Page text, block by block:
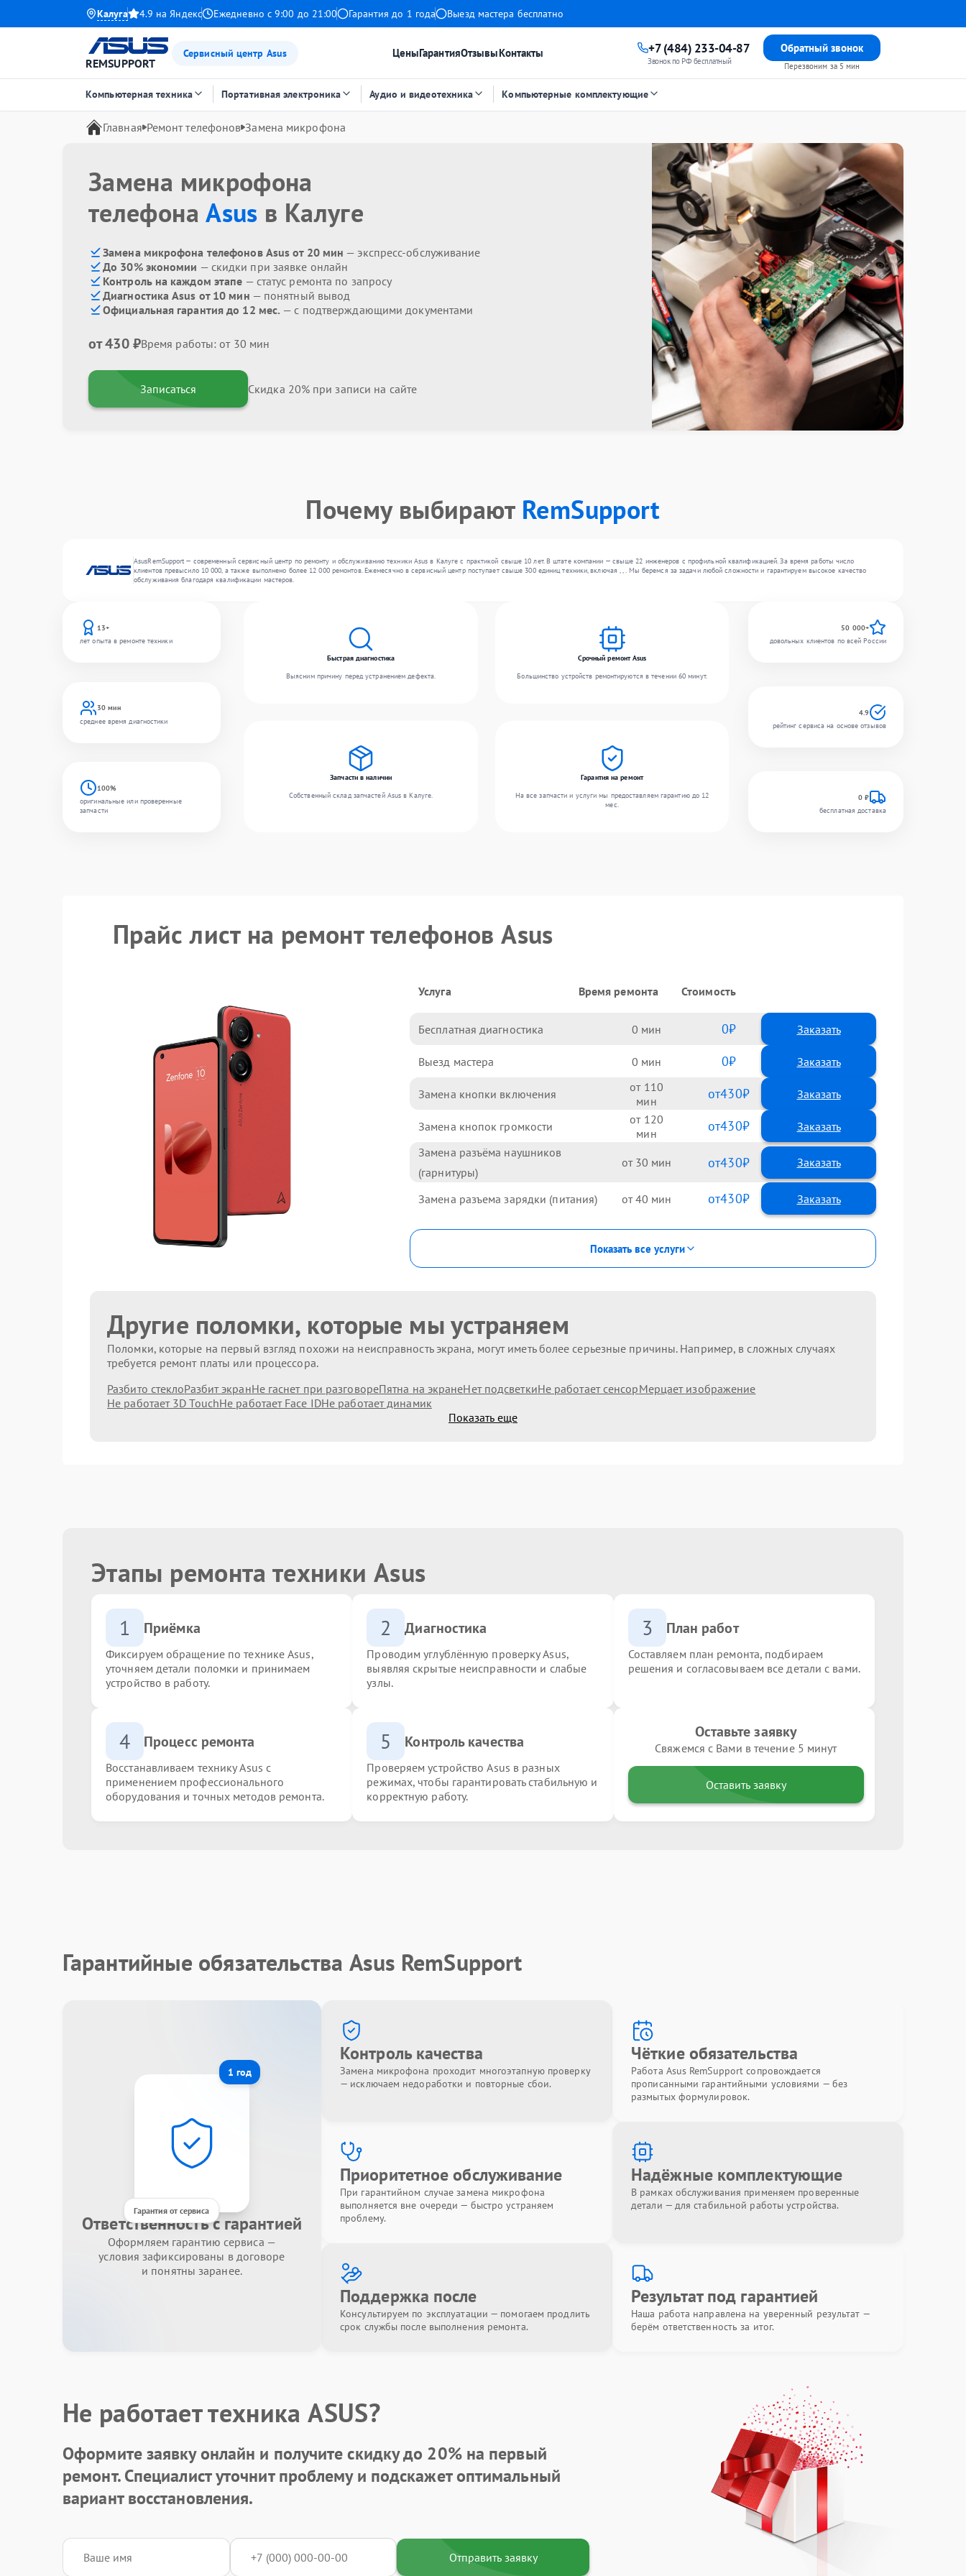
Калуга 4.9 на Яндекс Ежедневно с 9:00 до 21:00 Гарантия до 1 года Выезд мастера бесплатно
REMSUPPORT
Сервисный центр Asus ЦеныГарантияОтзывыКонтакты +7 (484) 233-04-87
Звонок по РФ бесплатный
Обратный звонок
Перезвоним за 5 мин
Компьютерная техника Портативная электроника Аудио и видеотехника Компьютерные комплектующие
Главная Ремонт телефонов Замена микрофона
Замена микрофона
телефонаAsus в Калуге
Замена микрофона телефонов Asus от 20 мин — экспресс-обслуживание
До 30% экономии — скидки при заявке онлайн
Контроль на каждом этапе — статус ремонта по запросу
Диагностика Asus от 10 мин — понятный вывод
Официальная гарантия до 12 мес. — с подтверждающими документами
от 430 ₽Время работы: от 30 мин
Записаться Скидка 20% при записи на сайте
Почему выбирают RemSupport
AsusRemSupport — современный сервисный центр по ремонту и обслуживанию техники Asus в Калуге с практикой свыше 10 лет. В штате компании — свыше 22 инженеров с профильной квалификацией. За время работы число
клиентов превысило 10 000, а также выполнено более 12 000 ремонтов. Ежемесячно в сервисный центр поступает свыше 300 единиц техники, включая , , . Мы беремся за задачи любой сложности и гарантируем высокое качество
обслуживания благодаря квалификации мастеров.
13+
лет опыта в ремонте техники
30 мин
среднее время диагностики
100%
оригинальные или проверенные
запчасти
Быстрая диагностика
Выясним причину перед устранением дефекта.
Срочный ремонт Asus
Большинство устройств ремонтируются в течении 60 минут.
Запчасти в наличии
Собственный склад запчастей Asus в Калуге.
Гарантия на ремонт
На все запчасти и услуги мы предоставляем гарантию до 12
мес.
50 000+
довольных клиентов по всей России
4.9
рейтинг сервиса на основе отзывов
0 ₽
бесплатная доставка
Прайс лист на ремонт телефонов Asus
Услуга Время ремонта Стоимость
Бесплатная диагностика 0 0 Заказать
Выезд мастера 0 0 Заказать
Замена кнопки включения 110 430
Замена кнопок громкости 120 430
Замена разъёма наушников
(гарнитуры)
30 430
Замена разъема зарядки (питания) 40 430
Показать все услуги
Другие поломки, которые мы устраняем
Поломки, которые на первый взгляд похожи на неисправность экрана, могут иметь более серьезные причины. Например, в сложных случаях
требуется ремонт платы или процессора.
Разбито стеклоРазбит экранНе гаснет при разговореПятна на экранеНет подсветкиНе работает сенсорМерцает изображение
Не работает 3D TouchНе работает Face IDНе работает динамик
Показать еще
Этапы ремонта техники Asus
1 Приёмка
Фиксируем обращение по технике Asus,
уточняем детали поломки и принимаем
устройство в работу.
2 Диагностика
Проводим углублённую проверку Asus,
выявляя скрытые неисправности и слабые
узлы.
3 План работ
Составляем план ремонта, подбираем
решения и согласовываем все детали с вами.
4 Процесс ремонта
Восстанавливаем технику Asus с
применением профессионального
оборудования и точных методов ремонта.
5 Контроль качества
Проверяем устройство Asus в разных
режимах, чтобы гарантировать стабильную и
корректную работу.
Оставьте заявку
Свяжемся с Вами в течение 5 минут
Оставить заявку
Гарантийные обязательства Asus RemSupport
1 год
Гарантия от сервиса
Ответственность с гарантией
Оформляем гарантию сервиса —
условия зафиксированы в договоре
и понятны заранее.
Контроль качества
Замена микрофона проходит многоэтапную проверку
— исключаем недоработки и повторные сбои.
Чёткие обязательства
Работа Asus RemSupport сопровождается
прописанными гарантийными условиями — без
размытых формулировок.
Приоритетное обслуживание
При гарантийном случае замена микрофона
выполняется вне очереди — быстро устраняем
проблему.
Надёжные комплектующие
В рамках обслуживания применяем проверенные
детали — для стабильной работы устройства.
Поддержка после
Консультируем по эксплуатации — помогаем продлить
срок службы после выполнения ремонта.
Результат под гарантией
Наша работа направлена на уверенный результат —
берём ответственность за итог.
Не работает техника ASUS?
Оформите заявку онлайн и получитескидку до 20%на первый
ремонт. Специалист уточнит проблему и подскажет оптимальный
вариант восстановления.
Отправить заявку